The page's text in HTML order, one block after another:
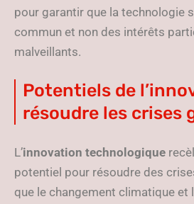
pour garantir que la technologie
commun et non des intérêts
malveillants.
Potentiels de
résoudre les crises
L’innovation technologique
potentiel pour résoudre des
que le changement climatique et